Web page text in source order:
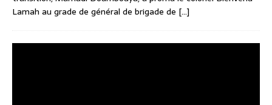
Lamah au grade de général de brigade de [...]